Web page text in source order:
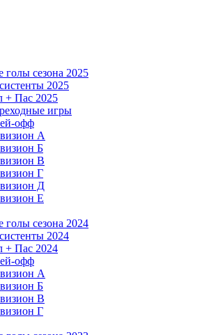
голы сезона 2025
2025
+ Пас 2025
игры
офф
A
Б
В
Г
Д
Е
голы сезона 2024
2024
+ Пас 2024
офф
A
Б
В
Г